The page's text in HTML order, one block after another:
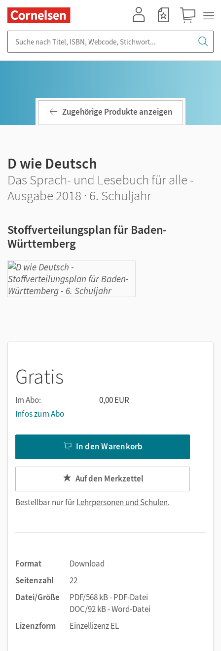
Zugehörige Produkte anzeigen
D wie Deutsch
Das Sprach- und Lesebuch für alle -
Ausgabe 2018 · 6. Schuljahr
Stoffverteilungsplan für Baden-
Württemberg
Gratis
Im Abo:
0,00 EUR
Infos zum Abo
In den Warenkorb
Auf den Merkzettel
Bestellbar nur fürLehrpersonen und Schulen.
Format
Download
Seitenzahl
22
Datei/Größe
PDF/568 kB - PDF-Datei
DOC/92 kB - Word-Datei
Lizenzform
Einzellizenz EL